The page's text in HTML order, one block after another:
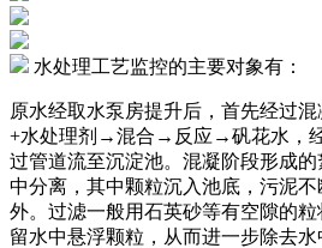
水处理工艺监控的主要对象有：
原水经取水泵房提升后，首先经过
+水处理剂→混合→反应→矾花水，
过管道流至沉淀池。混凝阶段形成
中分离，其中颗粒沉入池底，污泥
外。过滤一般用石英砂等有空隙的
留水中悬浮颗粒，从而进一步除去